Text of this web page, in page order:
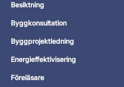
Besiktning
Byggkonsultation
Byggprojektledning
Energieffektivisering
Föreläsare